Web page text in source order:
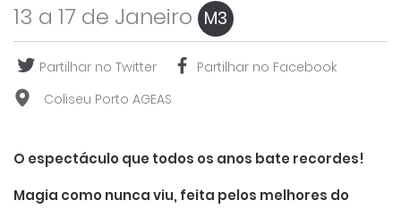
13 a 17 de Janeiro M3
Partilhar no Twitter
Partilhar no Facebook
Coliseu Porto AGEAS
O espectáculo que todos os anos bate recordes!
Magia como nunca viu, feita pelos melhores do